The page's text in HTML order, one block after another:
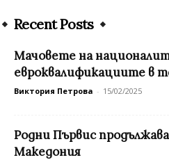
Recent Posts
Мачовете на
евроквалификациите в
Виктория Петрова - 15/02/2025
Родни Първис
Македония